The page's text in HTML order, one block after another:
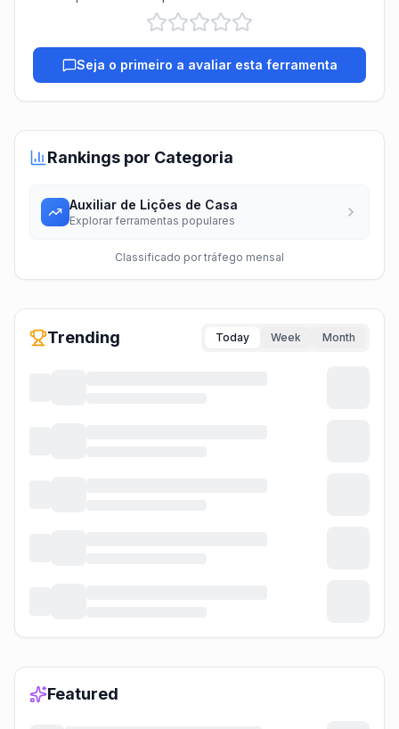
Seja o primeiro a avaliar esta ferramenta
Rankings por Categoria
Auxiliar de Lições de Casa
Explorar ferramentas populares
Classificado por tráfego mensal
Trending Today Week Month
Featured